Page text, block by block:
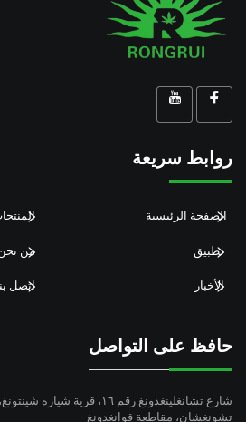
روابط سريعة
الصفحة الرئيسية
تطبيق من
الأخبار اتصل
حافظ على التواصل
شارع تشانغلينغدونغ رقم ١٦،
تشونغشان، مقاطعة قوانغدونغ